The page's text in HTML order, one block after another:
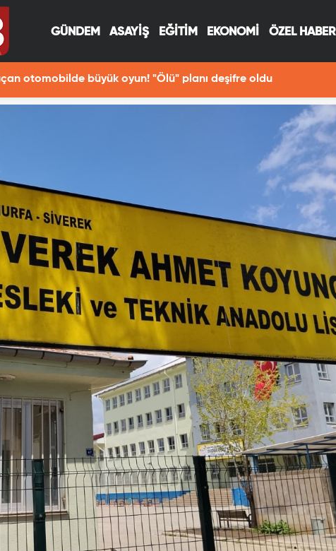
GÜNDEM ASAYİŞ EĞİTİM EKONOMİ ÖZEL HABER
Fotoğraf çekerken Fırat Nehri'ne düşen Havva öldü